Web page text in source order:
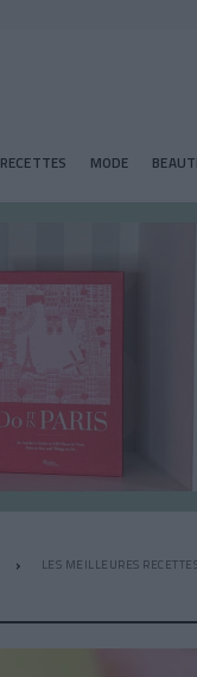
RECETTES MODE
LES MEILLEURES